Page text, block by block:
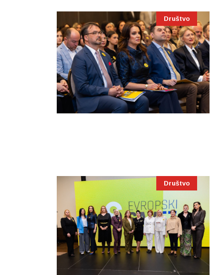
Društvo
Društvo